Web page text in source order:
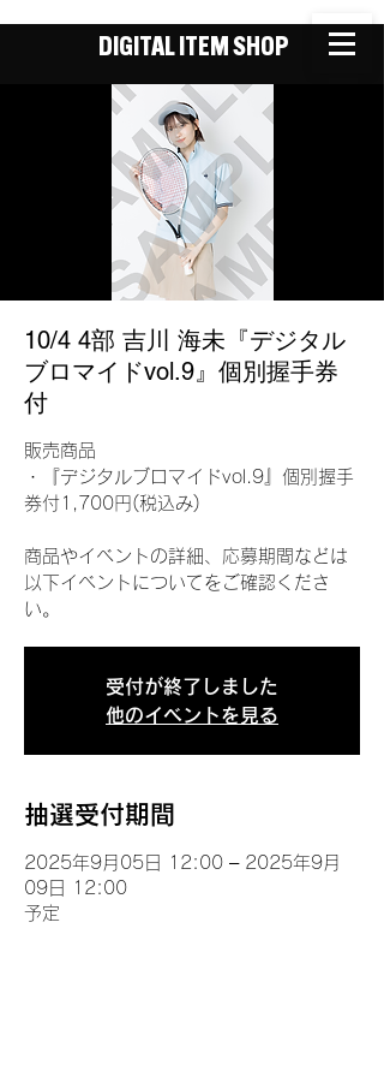
DIGITAL ITEM SHOP
10/4 4部 吉川 海未『デジタル
ブロマイドvol.9』個別握手券
付
販売商品
・『デジタルブロマイドvol.9』個別握手
券付1,700円(税込み)
商品やイベントの詳細、応募期間などは
以下イベントについてをご確認くださ
い。
受付が終了しました
他のイベントを見る
抽選受付期間
2025年9月05日 12:00 – 2025年9月
09日 12:00
予定